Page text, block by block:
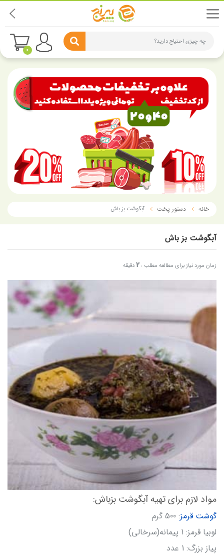
چه چیزی احتیاج دارید؟
0
خانه دستور پخت آبگوشت بز باش
آبگوشت بز باش
زمان مورد نیاز برای مطالعه مطلب : 2دقیقه
مواد لازم برای تهیه آبگوشت بزباش:
گوشت قرمز: 500 گرم
لوبیا قرمز: 1 پیمانه(سرخالی)
پیاز بزرگ: 1 عدد